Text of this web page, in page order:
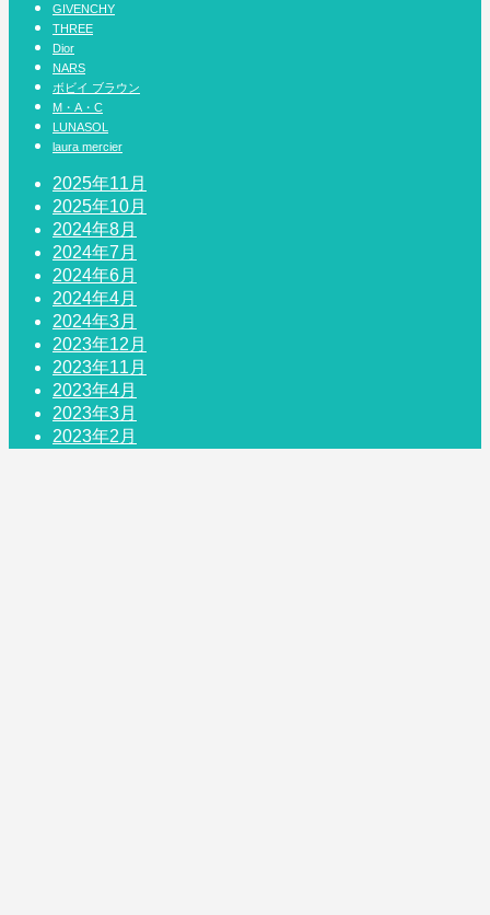
GIVENCHY
THREE
Dior
NARS
ボビイ ブラウン
M・A・C
LUNASOL
laura mercier
2025年11月
2025年10月
2024年8月
2024年7月
2024年6月
2024年4月
2024年3月
2023年12月
2023年11月
2023年4月
2023年3月
2023年2月